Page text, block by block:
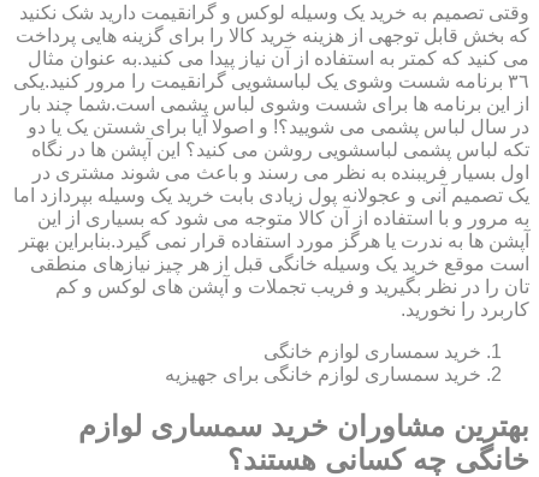
وقتی تصمیم به خرید یک وسیله لوکس و گرانقیمت دارید شک نکنید
که بخش قابل توجهی از هزینه خرید کالا را برای گزینه هایی پرداخت
می کنید که کمتر به استفاده از آن نیاز پیدا می کنید.به عنوان مثال
٣٦ برنامه شست وشوی یک لباسشویی گرانقیمت را مرور کنید.یکی
از این برنامه ها برای شست وشوی لباس پشمی است.شما چند بار
در سال لباس پشمی می شویید؟! و اصولا آیا برای شستن یک یا دو
تکه لباس پشمی لباسشویی روشن می کنید؟ این آپشن ها در نگاه
اول بسیار فریبنده به نظر می رسند و باعث می شوند مشتری در
یک تصمیم آنی و عجولانه پول زیادی بابت خرید یک وسیله بپردازد اما
به مرور و با استفاده از آن کالا متوجه می شود که بسیاری از این
آپشن ها به ندرت یا هرگز مورد استفاده قرار نمی گیرد.بنابراین بهتر
است موقع خرید یک وسیله خانگی قبل از هر چیز نیازهای منطقی
تان را در نظر بگیرید و فریب تجملات و آپشن های لوکس و کم
کاربرد را نخورید.
خرید سمساری لوازم خانگی
خرید سمساری لوازم خانگی برای جهیزیه
بهترین مشاوران خرید سمساری لوازم
خانگی چه کسانی هستند؟